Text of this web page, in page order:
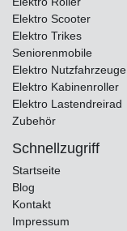
Elektro Scooter
Elektro Trikes
Seniorenmobile
Elektro Nutzfahrzeuge
Elektro Kabinenroller
Elektro Lastendreirad
Zubehör
Schnellzugriff
Startseite
Blog
Kontakt
Impressum